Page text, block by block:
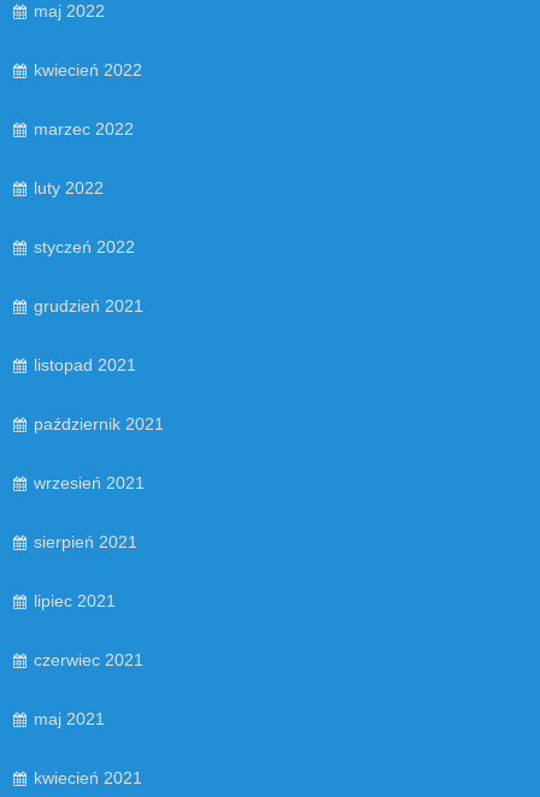
maj 2022
kwiecień 2022
marzec 2022
luty 2022
styczeń 2022
grudzień 2021
listopad 2021
październik 2021
wrzesień 2021
sierpień 2021
lipiec 2021
czerwiec 2021
maj 2021
kwiecień 2021